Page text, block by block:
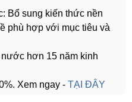
Bổ sung kiến thức nền
phù hợp với mục tiêu và
hơn 15 năm kinh
Xem ngay - TẠI ĐÂY